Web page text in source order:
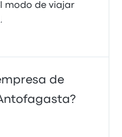
modo de viajar
de